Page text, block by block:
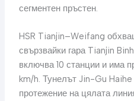
сегментен пръстен.
HSR Tianjin–Weifang
свързвайки гара Tianjin
включва 10 станции и има
km/h. Тунелът Jin-Gu Haihe
протежение на цялата